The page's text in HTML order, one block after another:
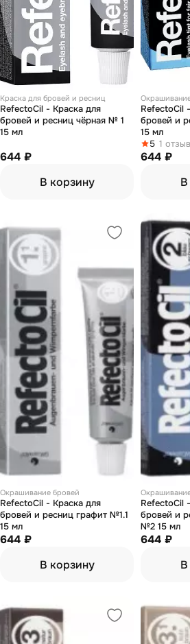
Краска для бровей и ресниц
RefectoCil - Краска для
бровей и ресниц чёрная № 1
15 мл
644 ₽
В корзину
RefectoCil
бровей и
15 мл
5 1 отзыв
644 ₽
В
Окрашивание бровей
RefectoCil - Краска для
бровей и ресниц графит №1.1
15 мл
644 ₽
В корзину
RefectoCil
бровей и
№2 15 мл
644 ₽
В